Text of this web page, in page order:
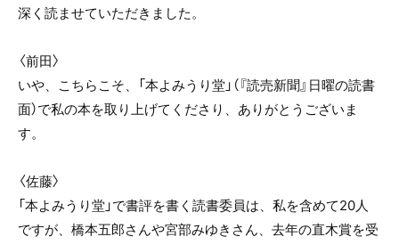
深く読ませていただきました。
〈前田〉
いや、こちらこそ、「本よみうり堂」（『読売新聞』日曜の読書
面）で私の本を取り上げてくださり、ありがとうございま
す。
〈佐藤〉
「本よみうり堂」で書評を書く読書委員は、私を含めて20人
ですが、橋本五郎さんや宮部みゆきさん、去年の直木賞を受